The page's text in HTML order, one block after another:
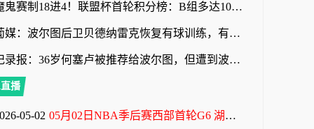
魔鬼赛制18进4！联盟杯首轮积分榜：B组多达10队3分！迈阿密第三
葡媒：波尔图后卫贝德纳雷克恢复有球训练，有望赶上葡超赛季首战
记录报：36岁何塞卢被推荐给波尔图，但遭到波尔图管理层拒绝
播
05-02 05月02日NBA季后赛西部首轮G6 湖人 - 火箭 全场录像